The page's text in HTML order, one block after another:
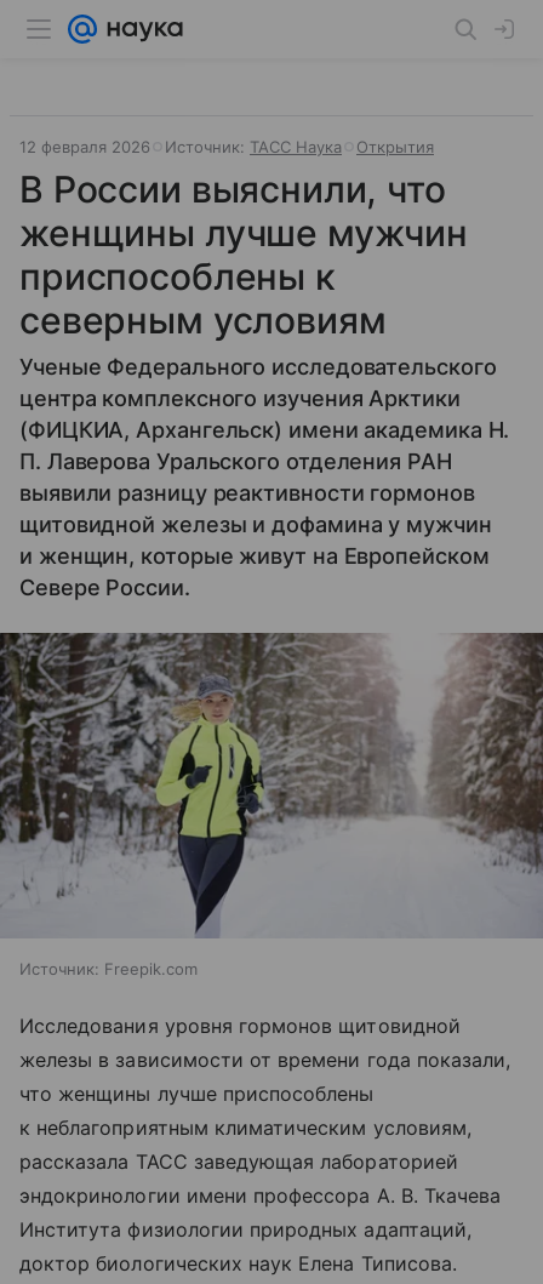
12 февраля 2026 Источник: ТАСС Наука Открытия
В России выяснили, что
женщины лучше мужчин
приспособлены к
северным условиям
Ученые Федерального исследовательского
центра комплексного изучения Арктики
(ФИЦКИА, Архангельск) имени академика Н.
П. Лаверова Уральского отделения РАН
выявили разницу реактивности гормонов
щитовидной железы и дофамина у мужчин
и женщин, которые живут на Европейском
Севере России.
Источник: Freepik.com
Исследования уровня гормонов щитовидной
железы в зависимости от времени года показали,
что женщины лучше приспособлены
к неблагоприятным климатическим условиям,
рассказала ТАСС заведующая лабораторией
эндокринологии имени профессора А. В. Ткачева
Института физиологии природных адаптаций,
доктор биологических наук Елена Типисова.